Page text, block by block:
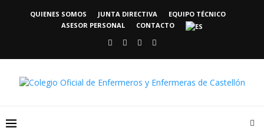
QUIENES SOMOS JUNTA DIRECTIVA
EQUIPO TÉCNICO
ASESOR PERSONAL
CONTACTO